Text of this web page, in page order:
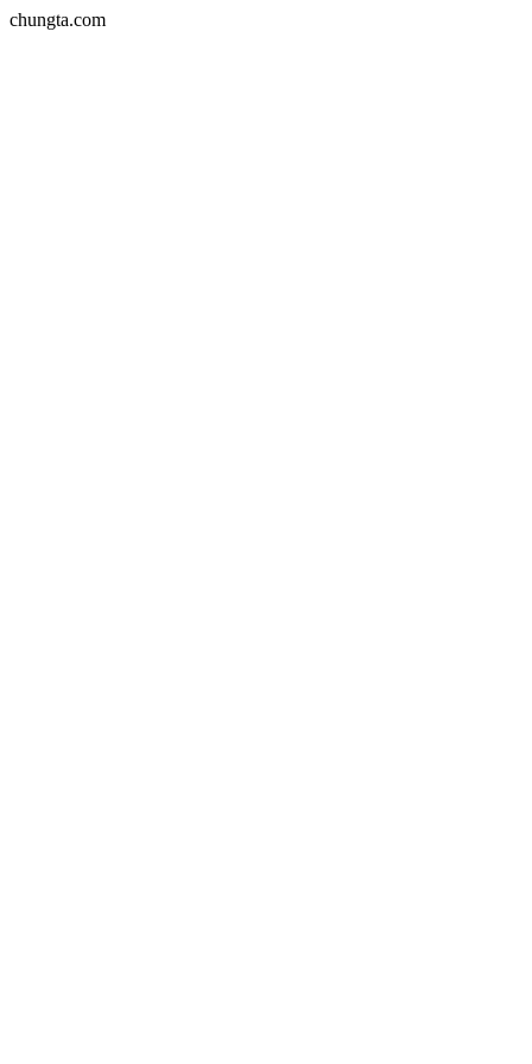
chungta.com